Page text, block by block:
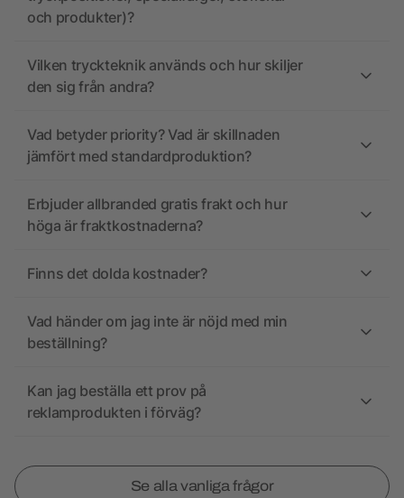
och produkter)?
Vilken tryckteknik används och hur skiljer
den sig från andra?
Vad betyder priority? Vad är skillnaden
jämfört med standardproduktion?
Erbjuder allbranded gratis frakt och hur
höga är fraktkostnaderna?
Finns det dolda kostnader?
Vad händer om jag inte är nöjd med min
beställning?
Kan jag beställa ett prov på
reklamprodukten i förväg?
Se alla vanliga frågor